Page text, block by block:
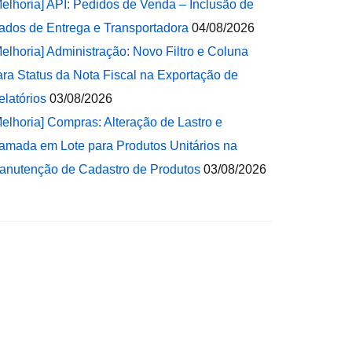
API: Pedidos de Venda – Inclusão de
de Entrega e Transportadora 04/08/2026
Administração: Novo Filtro e Coluna
Status da Nota Fiscal na Exportação de
03/08/2026
Compras: Alteração de Lastro e
em Lote para Produtos Unitários na
de Cadastro de Produtos 03/08/2026